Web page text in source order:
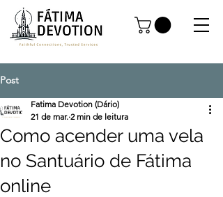
Post
Como acender uma vela
no Santuário de Fátima
online
Fatima Devotion (Dário)
21 de mar. 2 min de leitura